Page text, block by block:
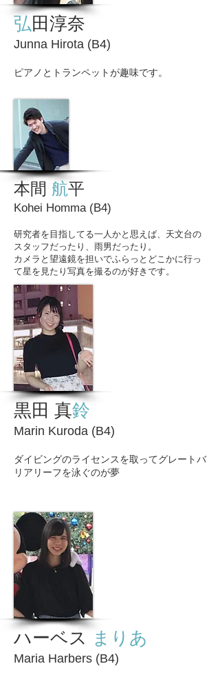
弘田淳奈
Junna Hirota (B4)
ピアノとトランペットが趣味です。
本間 航平
Kohei Homma (B4)
研究者を目指してる一人かと思えば、天文台の
スタッフだったり、雨男だったり。
カメラと望遠鏡を担いでふらっとどこかに行っ
て星を見たり写真を撮るのが好きです。
黒田 真鈴
Marin Kuroda (B4)
ダイビングのライセンスを取ってグレートバ
リアリーフを泳ぐのが夢
ハーベス まりあ
Maria Harbers (B4)